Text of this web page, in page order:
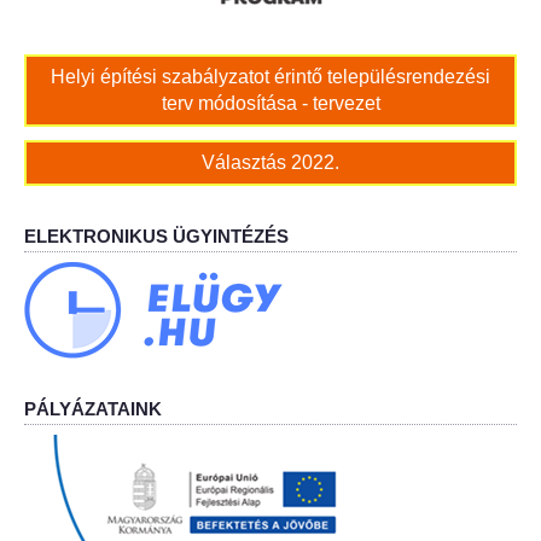
Bölcskei Néptánc Egyesület
Bölcskei Polgárőrség
Bölcskei Klímakör
HIVATAL
Szervezeti felépítés
Dokumentumok
Nyomtatványok
Szabályzatok
Helyi építési szabályzatot érintő településrendezési
terv módosítása - tervezet
Választás 2022.
ELEKTRONIKUS ÜGYINTÉZÉS
PÁLYÁZATAINK